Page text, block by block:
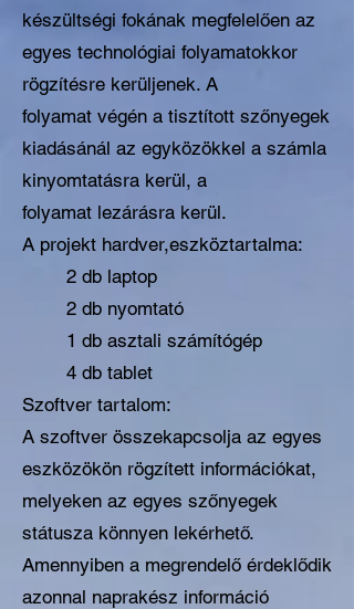
készültségi fokának megfelelően az
egyes technológiai folyamatokkor
rögzítésre kerüljenek. A
folyamat végén a tisztított szőnyegek
kiadásánál az egyközökkel a számla
kinyomtatásra kerül, a
folyamat lezárásra kerül.
A projekt hardver,eszköztartalma:
2 db laptop
2 db nyomtató
1 db asztali számítógép
4 db tablet
Szoftver tartalom:
A szoftver összekapcsolja az egyes
eszközökön rögzített információkat,
melyeken az egyes szőnyegek
státusza könnyen lekérhető.
Amennyiben a megrendelő érdeklődik
azonnal naprakész információ